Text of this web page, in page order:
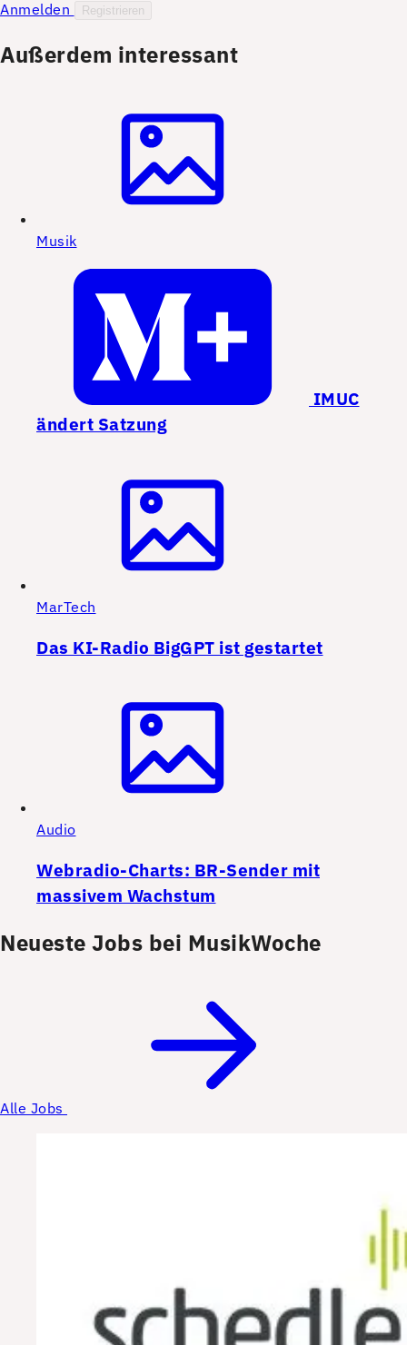
Anmelden Registrieren
Außerdem interessant
Musik
IMUC
ändert Satzung
MarTech
Das KI-Radio BigGPT ist gestartet
Audio
Webradio-Charts: BR-Sender mit
massivem Wachstum
Neueste Jobs bei MusikWoche
Alle Jobs